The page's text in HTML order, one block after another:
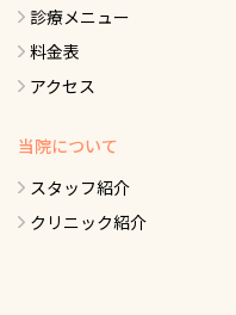
診療メニュー
料金表
アクセス
当院について
スタッフ紹介
クリニック紹介